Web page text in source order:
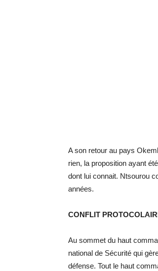
A son retour au pays
rien, la proposition ayant
dont lui connait. Ntsourou
années.
CONFLIT
Au sommet du haut
national de Sécurité qui
défense. Tout le haut